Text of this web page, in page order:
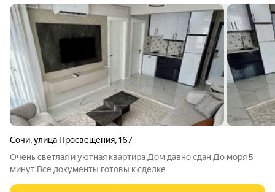
Сочи,улица Просвещения,167
Очень светлая и уютная квартира Дом давно сдан До моря 5
минут Все документы готовы к сделке